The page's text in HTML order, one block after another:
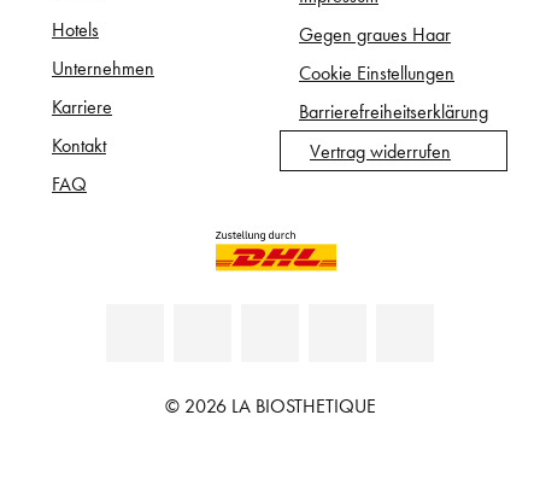
Hotels
Unternehmen
Karriere
Kontakt
FAQ
Gegen graues Haar
Cookie Einstellungen
Barrierefreiheitserklärung
Vertrag widerrufen
© 2026 LA BIOSTHETIQUE